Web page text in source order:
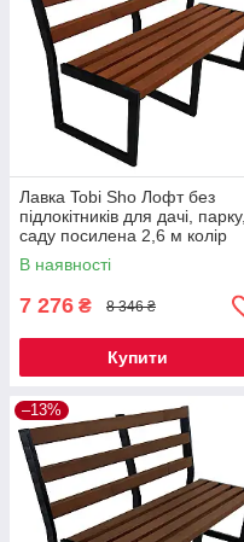
Лавка Tobi Sho Лофт без
підлокітників для дачі, парку,
саду посилена 2,6 м колір
макасар
В наявності
7 276 ₴ 8 346 ₴
Купити
–13%